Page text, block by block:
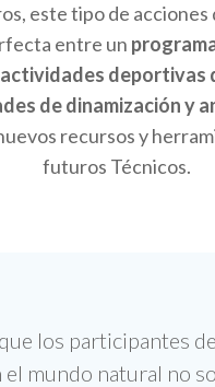
este tipo de acciones
entre un
deportivas
de dinamización y
recursos y
futuros Técnicos.
los participantes
el mundo natural no